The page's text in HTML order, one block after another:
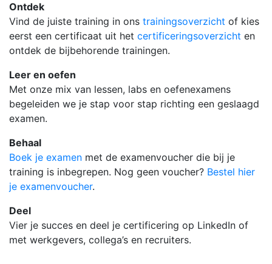
Ontdek
Vind de juiste training in ons trainingsoverzicht of kies
eerst een certificaat uit het certificeringsoverzicht en
ontdek de bijbehorende trainingen.
Leer en oefen
Met onze mix van lessen, labs en oefenexamens
begeleiden we je stap voor stap richting een geslaagd
examen.
Behaal
Boek je examen met de examenvoucher die bij je
training is inbegrepen. Nog geen voucher? Bestel hier
je examenvoucher.
Deel
Vier je succes en deel je certificering op LinkedIn of
met werkgevers, collega’s en recruiters.